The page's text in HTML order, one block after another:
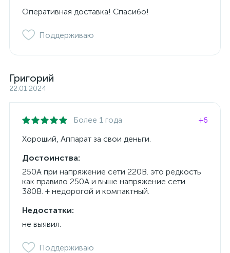
Оперативная доставка! Спасибо!
Поддерживаю
Григорий
22.01.2024
Более 1 года
+6
Хороший, Аппарат за свои деньги.
Достоинства:
250А при напряжение сети 220В. это редкость
как правило 250А и выше напряжение сети
380В. + недорогой и компактный.
Недостатки:
не выявил.
Поддерживаю